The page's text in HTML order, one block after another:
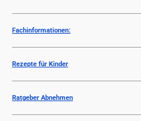
Fachinformationen:
Rezepte für Kinder
Ratgeber Abnehmen